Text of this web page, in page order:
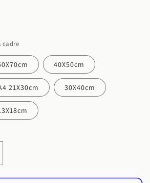
cadre
40X50cm
21X30cm 30X40cm